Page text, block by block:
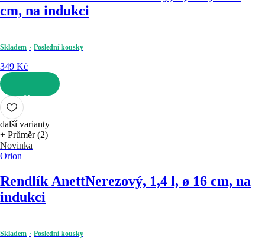
cm, na indukci
Skladem Poslední kousky
349 Kč
DO KOŠÍKU
další varianty
+ Průměr (2)
Novinka
Orion
Rendlík AnettNerezový, 1,4 l, ø 16 cm, na
indukci
Skladem Poslední kousky